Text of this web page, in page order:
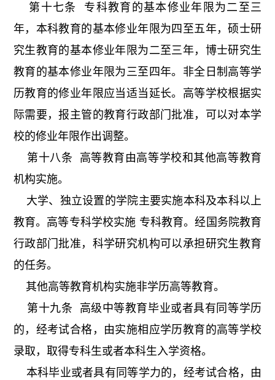
第十七条 专科教育的基本修业年限为二至三
年，本科教育的基本修业年限为四至五年，硕士研
究生教育的基本修业年限为二至三年，博士研究生
教育的基本修业年限为三至四年。非全日制高等学
历教育的修业年限应当适当延长。高等学校根据实
际需要，报主管的教育行政部门批准，可以对本学
校的修业年限作出调整。
第十八条 高等教育由高等学校和其他高等教育
机构实施。
大学、独立设置的学院主要实施本科及本科以上
教育。高等专科学校实施 专科教育。经国务院教育
行政部门批准，科学研究机构可以承担研究生教育
的任务。
其他高等教育机构实施非学历高等教育。
第十九条 高级中等教育毕业或者具有同等学历
的，经考试合格，由实施相应学历教育的高等学校
录取，取得专科生或者本科生入学资格。
本科毕业或者具有同等学力的，经考试合格，由